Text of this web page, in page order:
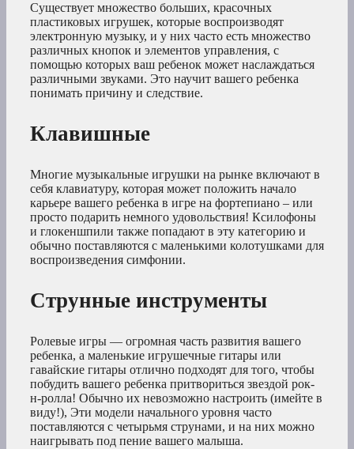
Существует множество больших, красочных
пластиковых игрушек, которые воспроизводят
электронную музыку, и у них часто есть множество
различных кнопок и элементов управления, с
помощью которых ваш ребенок может наслаждаться
различными звуками. Это научит вашего ребенка
понимать причину и следствие.
Клавишные
Многие музыкальные игрушки на рынке включают в
себя клавиатуру, которая может положить начало
карьере вашего ребенка в игре на фортепиано – или
просто подарить немного удовольствия! Ксилофоны
и глокеншпили также попадают в эту категорию и
обычно поставляются с маленькими колотушками для
воспроизведения симфонии.
Струнные инструменты
Ролевые игры — огромная часть развития вашего
ребенка, а маленькие игрушечные гитары или
гавайские гитары отлично подходят для того, чтобы
побудить вашего ребенка притвориться звездой рок-
н-ролла! Обычно их невозможно настроить (имейте в
виду!), Эти модели начального уровня часто
поставляются с четырьмя струнами, и на них можно
наигрывать под пение вашего малыша.